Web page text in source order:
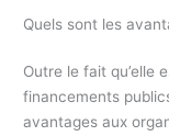
Quels sont les
Outre le fait qu’elle
financements
avantages aux